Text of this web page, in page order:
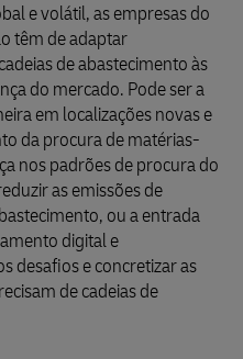
e volátil, as empresas do
têm de adaptar
de abastecimento às
do mercado. Pode ser a
em localizações novas e
da procura de matérias-
nos padrões de procura do
as emissões de
ou a entrada
digital e
desafios e concretizar as
de cadeias de